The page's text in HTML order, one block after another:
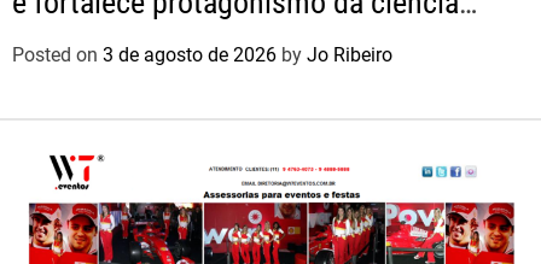
nacional
Posted on 3 de agosto de 2026 by Jo Ribeiro